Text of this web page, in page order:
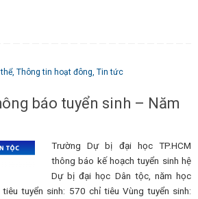
, Thông tin hoạt đông Tin tức
báo tuyển sinh – Năm
Trường Dự bị đại học TP.HCM
thông báo kế hoạch tuyển sinh hệ
Dự bị đại học Dân tộc, năm học
tuyển sinh: 570 chỉ tiêu Vùng tuyển sinh: